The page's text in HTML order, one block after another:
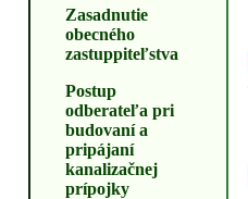
Zasadnutie
obecného
zastuppiteľstva
Postup
odberateľa pri
budovaní a
pripájaní
kanalizačnej
prípojky